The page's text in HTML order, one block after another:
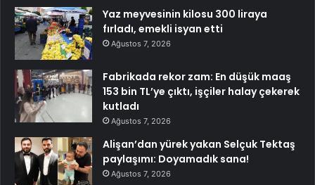
Yaz meyvesinin kilosu 300 liraya
fırladı, emekli isyan etti
Ağustos 7, 2026
Fabrikada rekor zam: En düşük maaş
153 bin TL’ye çıktı, işçiler halay çekerek
kutladı
Ağustos 7, 2026
Alişan’dan yürek yakan Selçuk Tektaş
paylaşımı: Doyamadık sana!
Ağustos 7, 2026